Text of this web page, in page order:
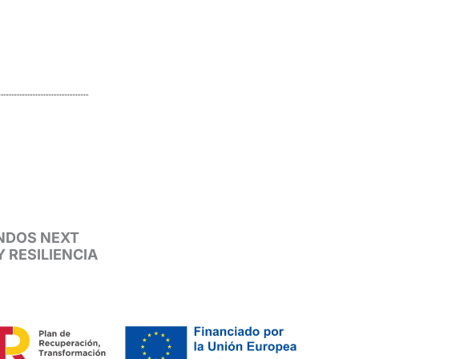
NEXT
RESILIENCIA